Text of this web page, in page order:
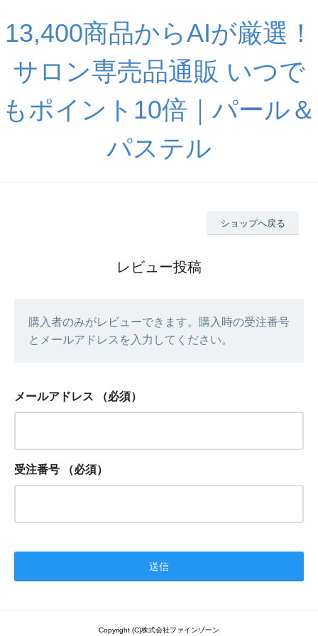
13,400商品からAIが厳選！
サロン専売品通販 いつで
もポイント10倍｜パール＆
パステル
ショップへ戻る
レビュー投稿
購入者のみがレビューできます。購入時の受注番号
とメールアドレスを入力してください。
メールアドレス （必須）
受注番号 （必須）
Copyright (C)株式会社ファインゾーン